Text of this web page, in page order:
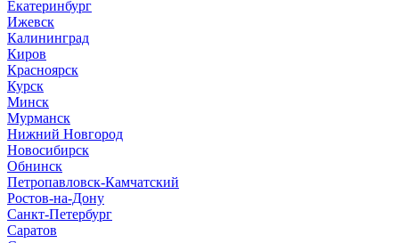
Екатеринбург
Ижевск
Калининград
Киров
Красноярск
Курск
Минск
Мурманск
Нижний Новгород
Новосибирск
Обнинск
Петропавловск-Камчатский
Ростов-на-Дону
Санкт-Петербург
Саратов